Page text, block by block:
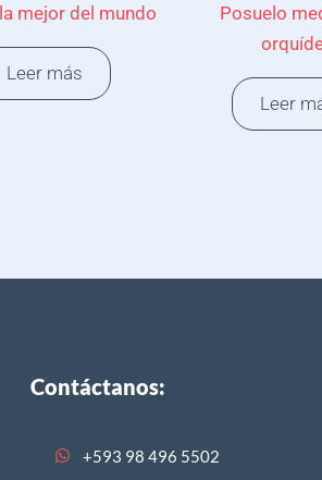
mejor del mundo
Leer más
Posuelo
Leer
Contáctanos:
+593 98 496 5502